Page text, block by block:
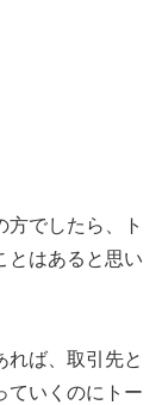
方でしたら、ト
とはあると思い
れば、取引先と
ていくのにトー